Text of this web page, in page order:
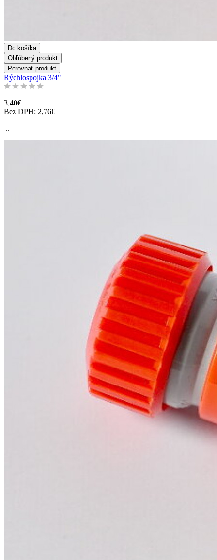
Do košíka
Obľúbený produkt
Porovnať produkt
Rýchlospojka 3/4"
3,40€
Bez DPH: 2,76€
..